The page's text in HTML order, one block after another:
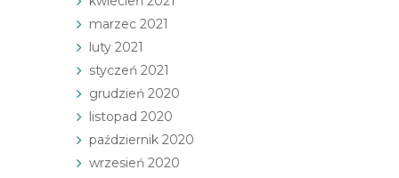
marzec 2021
luty 2021
styczeń 2021
grudzień 2020
listopad 2020
październik 2020
wrzesień 2020